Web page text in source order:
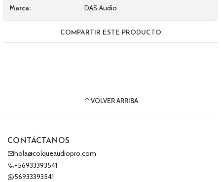
Marca: DAS Audio
COMPARTIR ESTE PRODUCTO
VOLVER ARRIBA
CONTÁCTANOS
hola@colqueaudiopro.com
+56933393541
56933393541